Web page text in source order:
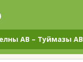
АВ – Туймазы АВ